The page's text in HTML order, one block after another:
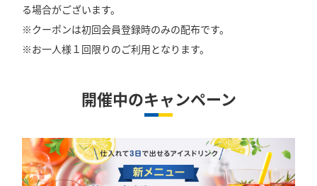
る場合がございます。
※クーポンは初回会員登録時のみの配布です。
※お一人様１回限りのご利用となります。
開催中のキャンペーン